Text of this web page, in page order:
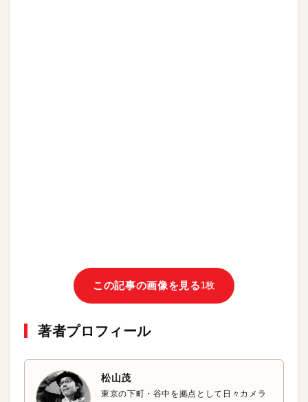
この記事の画像を見る1枚
著者プロフィール
松山茂
東京の下町・谷中を拠点として日々カメラ